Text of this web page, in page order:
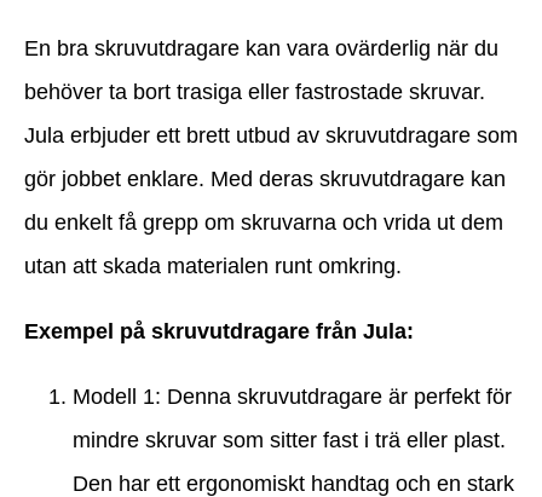
En bra skruvutdragare kan vara ovärderlig när du
behöver ta bort trasiga eller fastrostade skruvar.
Jula erbjuder ett brett utbud av skruvutdragare som
gör jobbet enklare. Med deras skruvutdragare kan
du enkelt få grepp om skruvarna och vrida ut dem
utan att skada materialen runt omkring.
Exempel på skruvutdragare från Jula:
Modell 1: Denna skruvutdragare är perfekt för
mindre skruvar som sitter fast i trä eller plast.
Den har ett ergonomiskt handtag och en stark